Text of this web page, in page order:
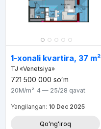
1-xonali kvartira, 37 m²
TJ «Venetsiya»
721 500 000 soʻm
20M/m² 4 — 25/28 qavat
Yangilangan: 10 Dec 2025
Qoʻngʻiroq